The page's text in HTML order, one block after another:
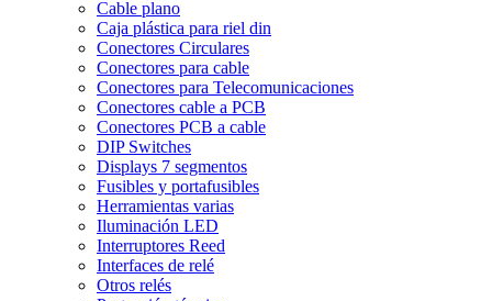
Cable plano
Caja plástica para riel din
Conectores Circulares
Conectores para cable
Conectores para Telecomunicaciones
Conectores cable a PCB
Conectores PCB a cable
DIP Switches
Displays 7 segmentos
Fusibles y portafusibles
Herramientas varias
Iluminación LED
Interruptores Reed
Interfaces de relé
Otros relés